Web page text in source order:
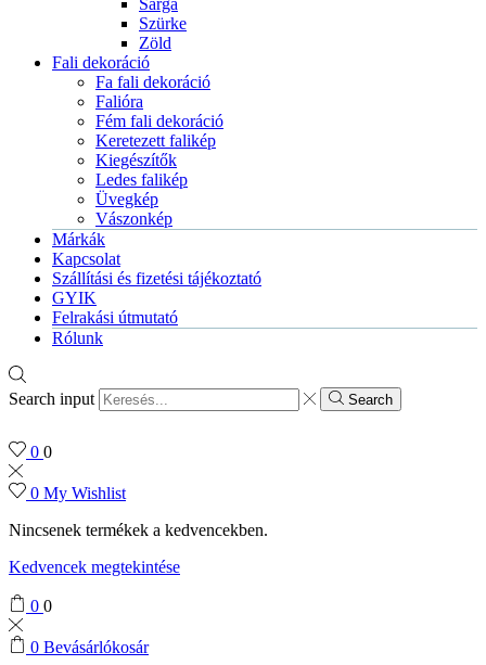
Sárga
Szürke
Zöld
Fali dekoráció
Fa fali dekoráció
Falióra
Fém fali dekoráció
Keretezett falikép
Kiegészítők
Ledes falikép
Üvegkép
Vászonkép
Márkák
Kapcsolat
Szállítási és fizetési tájékoztató
GYIK
Felrakási útmutató
Rólunk
Search input Search
0 0
0 My Wishlist
Nincsenek termékek a kedvencekben.
Kedvencek megtekintése
0 0
0 Bevásárlókosár